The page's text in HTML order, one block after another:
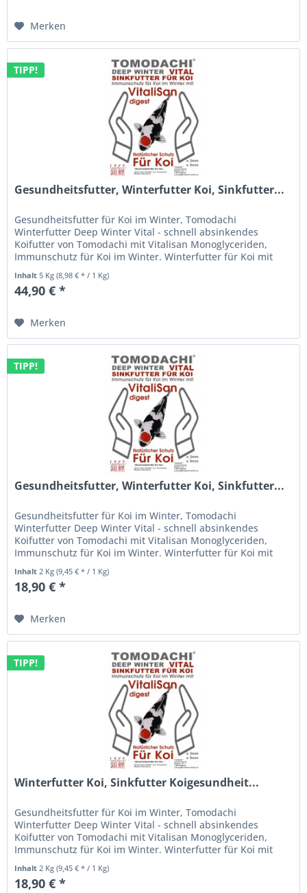
Merken
TIPP!
Gesundheitsfutter, Winterfutter Koi, Sinkfutter...
Gesundheitsfutter für Koi im Winter, Tomodachi
Winterfutter Deep Winter Vital - schnell absinkendes
Koifutter von Tomodachi mit Vitalisan Monoglyceriden,
Immunschutz für Koi im Winter. Winterfutter für Koi mit
Inhalt 5 Kg(8,98 € * / 1 Kg)
44,90 € *
Merken
TIPP!
Gesundheitsfutter, Winterfutter Koi, Sinkfutter...
Gesundheitsfutter für Koi im Winter, Tomodachi
Winterfutter Deep Winter Vital - schnell absinkendes
Koifutter von Tomodachi mit Vitalisan Monoglyceriden,
Immunschutz für Koi im Winter. Winterfutter für Koi mit
Inhalt2 Kg(9,45 € * / 1 Kg)
18,90 € *
Merken
TIPP!
Winterfutter Koi, Sinkfutter Koigesundheit...
Gesundheitsfutter für Koi im Winter, Tomodachi
Winterfutter Deep Winter Vital - schnell absinkendes
Koifutter von Tomodachi mit Vitalisan Monoglyceriden,
Immunschutz für Koi im Winter. Winterfutter für Koi mit
Inhalt2 Kg(9,45 € * / 1 Kg)
18,90 € *